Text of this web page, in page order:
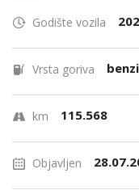
Godište vozila
Vrsta goriva
km 115.568
Objavljen